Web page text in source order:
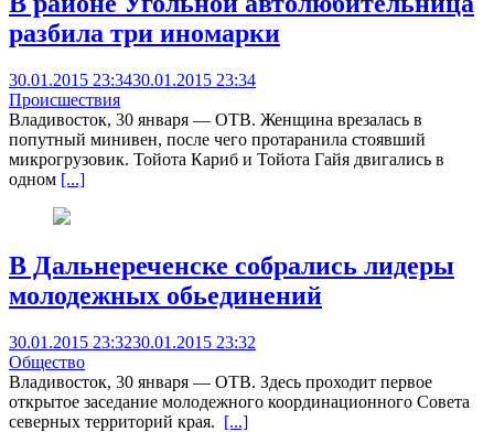
разбила три иномарки
30.01.2015 23:3430.01.2015 23:34
Происшествия
Владивосток, 30 января — ОТВ. Женщина врезалась в
попутный минивен, после чего протаранила стоявший
микрогрузовик. Тойота Кариб и Тойота Гайя двигались в
одном [...]
В Дальнереченске собрались лидеры
молодежных обьединений
30.01.2015 23:3230.01.2015 23:32
Общество
Владивосток, 30 января — ОТВ. Здесь проходит первое
открытое заседание молодежного координационного Совета
северных территорий края. [...]